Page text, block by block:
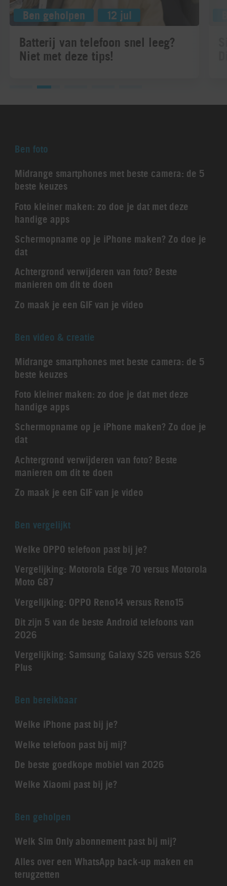
Ben geholpen 12 jul
Batterij van telefoon snel leeg?
Niet met deze tips!
Ben foto
Midrange smartphones met beste camera: de 5
beste keuzes
Foto kleiner maken: zo doe je dat met deze
handige apps
Schermopname op je iPhone maken? Zo doe je
dat
Achtergrond verwijderen van foto? Beste
manieren om dit te doen
Zo maak je een GIF van je video
Ben video & creatie
Midrange smartphones met beste camera: de 5
beste keuzes
Foto kleiner maken: zo doe je dat met deze
handige apps
Schermopname op je iPhone maken? Zo doe je
dat
Achtergrond verwijderen van foto? Beste
manieren om dit te doen
Zo maak je een GIF van je video
Ben vergelijkt
Welke OPPO telefoon past bij je?
Vergelijking: Motorola Edge 70 versus Motorola
Moto G87
Vergelijking: OPPO Reno14 versus Reno15
Dit zijn 5 van de beste Android telefoons van
2026
Vergelijking: Samsung Galaxy S26 versus S26
Plus
Ben bereikbaar
Welke iPhone past bij je?
Welke telefoon past bij mij?
De beste goedkope mobiel van 2026
Welke Xiaomi past bij je?
Ben geholpen
Welk Sim Only abonnement past bij mij?
Alles over een WhatsApp back-up maken en
terugzetten